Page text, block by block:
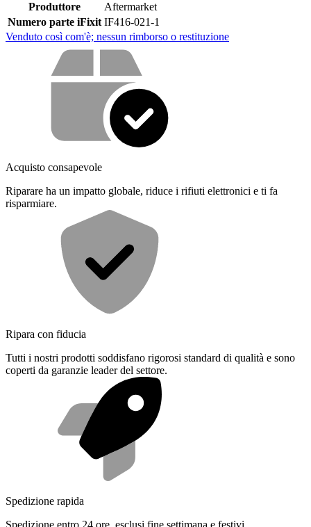
Produttore
Aftermarket
Numero parte iFixit IF416-021-1
Venduto così com'è; nessun rimborso o restituzione
Cosa offriamo con il nostro servizio
Acquisto consapevole
Riparare ha un impatto globale, riduce i rifiuti elettronici e ti fa
risparmiare.
Ripara con fiducia
Tutti i nostri prodotti soddisfano rigorosi standard di qualità e sono
coperti da garanzie leader del settore.
Spedizione rapida
Spedizione entro 24 ore, esclusi fine settimana e festivi.